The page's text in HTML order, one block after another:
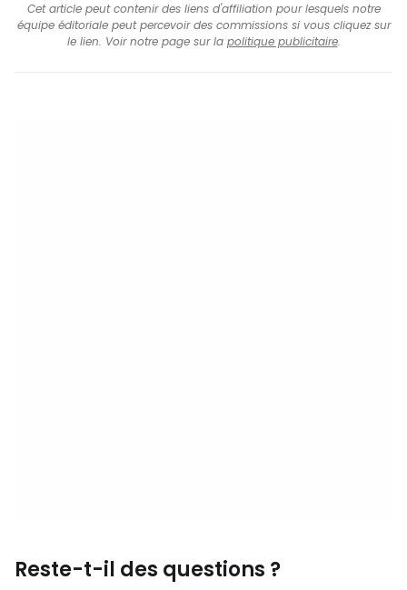
Cet article peut contenir des liens d'affiliation pour lesquels notre
équipe éditoriale peut percevoir des commissions si vous cliquez sur
le lien. Voir notre page sur la politique publicitaire.
Reste-t-il des questions ?